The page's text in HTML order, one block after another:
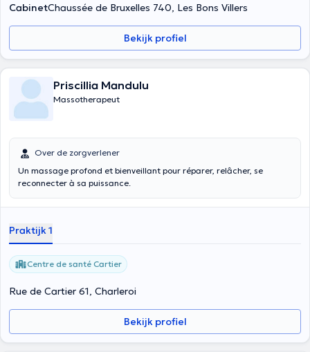
CabinetChaussée de Bruxelles 740, Les Bons Villers
Bekijk profiel
Priscillia Mandulu
Massotherapeut
Over de zorgverlener
Un massage profond et bienveillant pour réparer, relâcher, se
reconnecter à sa puissance.
Praktijk 1
Centre de santé Cartier
Rue de Cartier 61, Charleroi
Bekijk profiel